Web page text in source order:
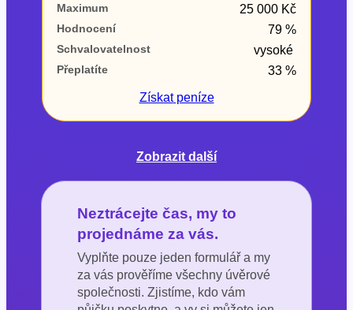
Maximum 25 000 Kč
Hodnocení 79 %
Schvalovatelnost vysoké
Přeplatíte
33 %
Získatpeníze
Zobrazit další
Neztrácejte čas, my to
projednáme za vás.
Vyplňte pouze jeden formulář a my
za vás prověříme všechny úvěrové
společnosti. Zjistíme, kdo vám